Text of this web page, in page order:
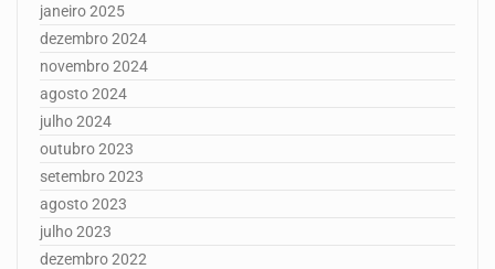
janeiro 2025
dezembro 2024
novembro 2024
agosto 2024
julho 2024
outubro 2023
setembro 2023
agosto 2023
julho 2023
dezembro 2022